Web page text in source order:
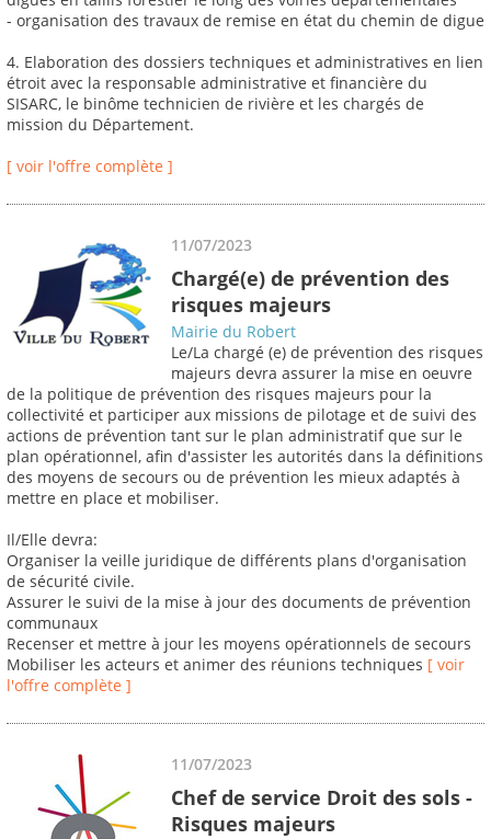
- organisation des travaux de remise en état du chemin de digue
4. Elaboration des dossiers techniques et administratives en lien
étroit avec la responsable administrative et financière du
SISARC, le binôme technicien de rivière et les chargés de
mission du Département.
[ voir l'offre complète ]
11/07/2023
Chargé(e) de prévention des
risques majeurs
Mairie du Robert
Le/La chargé (e) de prévention des risques
majeurs devra assurer la mise en oeuvre
de la politique de prévention des risques majeurs pour la
collectivité et participer aux missions de pilotage et de suivi des
actions de prévention tant sur le plan administratif que sur le
plan opérationnel, afin d'assister les autorités dans la définitions
des moyens de secours ou de prévention les mieux adaptés à
mettre en place et mobiliser.
Il/Elle devra:
Organiser la veille juridique de différents plans d'organisation
de sécurité civile.
Assurer le suivi de la mise à jour des documents de prévention
communaux
Recenser et mettre à jour les moyens opérationnels de secours
Mobiliser les acteurs et animer des réunions techniques [ voir
l'offre complète ]
11/07/2023
Chef de service Droit des sols -
Risques majeurs